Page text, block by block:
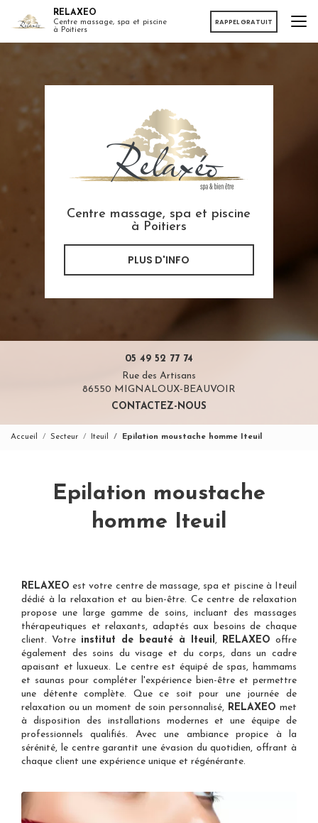
RELAXEO
Centre massage, spa et piscine
à Poitiers
RAPPEL GRATUIT
Centre massage, spa et piscine
à Poitiers
PLUS D'INFO
05 49 52 77 74
Rue des Artisans
86550 MIGNALOUX-BEAUVOIR
CONTACTEZ-NOUS
Accueil Secteur Iteuil Epilation moustache homme Iteuil
Epilation moustache
homme Iteuil
RELAXEO est votre centre de massage, spa et piscine à Iteuil
dédié à la relaxation et au bien-être. Ce centre de relaxation
propose une large gamme de soins, incluant des massages
thérapeutiques et relaxants, adaptés aux besoins de chaque
client. Votre institut de beauté à Iteuil , RELAXEO offre
également des soins du visage et du corps, dans un cadre
apaisant et luxueux. Le centre est équipé de spas, hammams
et saunas pour compléter l'expérience bien-être et permettre
une détente complète. Que ce soit pour une journée de
relaxation ou un moment de soin personnalisé,RELAXEO met
à disposition des installations modernes et une équipe de
professionnels qualifiés. Avec une ambiance propice à la
sérénité, le centre garantit une évasion du quotidien, offrant à
chaque client une expérience unique et régénérante.